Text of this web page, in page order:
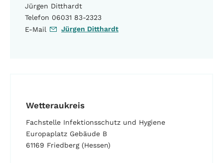
Jürgen Ditthardt
Telefon 06031 83-2323
E-Mail
Jürgen Ditthardt
Wetteraukreis
Fachstelle Infektionsschutz und Hygiene
Europaplatz Gebäude B
61169 Friedberg (Hessen)